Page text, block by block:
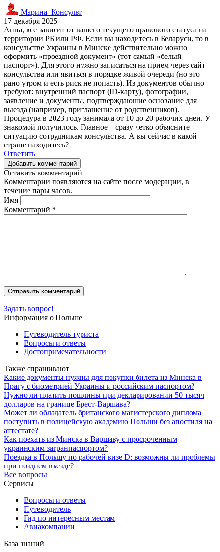
Марина_Консульт
17 декабря 2025
Анна, все зависит от вашего текущего правового статуса на
территории РБ или РФ. Если вы находитесь в Беларуси, то в
консульстве Украины в Минске действительно можно
оформить «проездной документ» (тот самый «белый
паспорт»). Для этого нужно записаться на прием через сайт
консульства или явиться в порядке живой очереди (но это
рано утром и есть риск не попасть). Из документов обычно
требуют: внутренний паспорт (ID-карту), фотографии,
заявление и документы, подтверждающие основание для
выезда (например, приглашение от родственников).
Процедура в 2023 году занимала от 10 до 20 рабочих дней. У
знакомой получилось. Главное – сразу четко объясните
ситуацию сотрудникам консульства. А вы сейчас в какой
стране находитесь?
Ответить
Добавить комментарий
Оставить комментарий
Комментарии появляются на сайте после модерации, в
течение пары часов.
Имя
Комментарий *
Задать вопрос!
Информация о Польше
Путеводитель туриста
Вопросы и ответы
Достопримечательности
Также спрашивают
Какие документы нужны для покупки билета из Минска в
Прагу с биометрией Украины и российским паспортом?
Нужно ли платить пошлины при декларировании 50 тысяч
долларов на границе Брест-Варшава?
Может ли обладатель британского магистерского диплома
поступить в полицейскую академию Польши без апостиля на
аттестате?
Как поехать из Минска в Варшаву с просроченным
украинским загранпаспортом?
Поездка в Польшу по рабочей визе D: возможны ли проблемы
при позднем въезде?
Все вопросы
Сервисы
Вопросы и ответы
Путеводитель
Гид по интересным местам
Авиакомпании
База знаний